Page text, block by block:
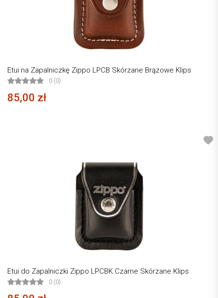
Etui na Zapalniczkę Zippo LPCB Skórzane Brązowe Klips
0 (0)
85,00 zł
Etui do Zapalniczki Zippo LPCBK Czarne Skórzane Klips
0 (0)